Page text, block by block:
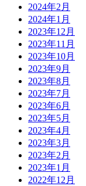
2024年2月
2024年1月
2023年12月
2023年11月
2023年10月
2023年9月
2023年8月
2023年7月
2023年6月
2023年5月
2023年4月
2023年3月
2023年2月
2023年1月
2022年12月